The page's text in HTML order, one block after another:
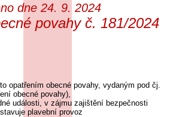
dne 24. 9. 2024
povahy č. 181/2024
opatřením obecné povahy, vydaným pod čj.
obecné povahy),
události, v zájmu zajištění bezpečnosti
plavební provoz